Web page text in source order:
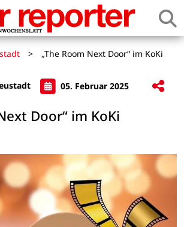
> „The Room Next Door“ im KoKi
05. Februar 2025
Door“ im KoKi